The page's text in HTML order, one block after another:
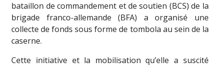
bataillon de commandement et de soutien (BCS) de la
brigade franco-allemande (BFA) a organisé une
collecte de fonds sous forme de tombola au sein de la
caserne.
Cette initiative et la mobilisation qu’elle a suscité